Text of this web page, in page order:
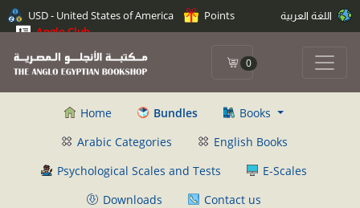
USD - United States of America
Points
Anglo Club
0
Home Bundles
Books
Arabic Categories
English Books
Psychological Scales and Tests
E-Scales
Downloads
Contact us